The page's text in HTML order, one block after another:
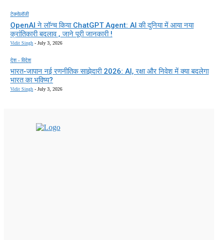
टेक्नोलॉजी
OpenAI ने लॉन्च किया ChatGPT Agent: AI की दुनिया में आया नया
क्रांतिकारी बदलाव , जाने पूरी जानकारी !
Vidit Singh - July 3, 2026
देश - विदेश
भारत-जापान नई रणनीतिक साझेदारी 2026: AI, रक्षा और निवेश में क्या बदलेगा
भारत का भविष्य?
Vidit Singh - July 3, 2026